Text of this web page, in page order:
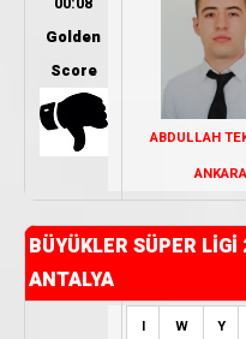
Golden
Score
ABDULLAH
ANKARA
BÜYÜKLER SÜPER LİGİ
ANTALYA
I W Y